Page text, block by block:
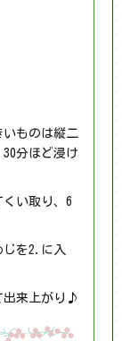
いものは縦二
分ほど浸け
い取り、6
じを2.に入
出来上がり♪